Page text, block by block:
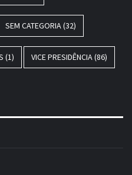
SEM CATEGORIA (32)
(1) VICE PRESIDÊNCIA (86)